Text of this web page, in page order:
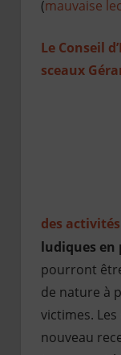
(mauvaise
Le Conseil
sceaux
des activités
ludiques en
pourront
de nature à
victimes.
nouveau